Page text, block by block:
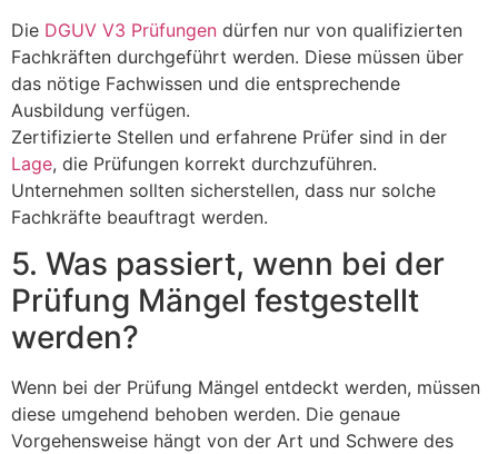
Die DGUV V3 Prüfungen dürfen nur von qualifizierten
Fachkräften durchgeführt werden. Diese müssen über
das nötige Fachwissen und die entsprechende
Ausbildung verfügen.
Zertifizierte Stellen und erfahrene Prüfer sind in der
Lage, die Prüfungen korrekt durchzuführen.
Unternehmen sollten sicherstellen, dass nur solche
Fachkräfte beauftragt werden.
5. Was passiert, wenn bei der
Prüfung Mängel festgestellt
werden?
Wenn bei der Prüfung Mängel entdeckt werden, müssen
diese umgehend behoben werden. Die genaue
Vorgehensweise hängt von der Art und Schwere des